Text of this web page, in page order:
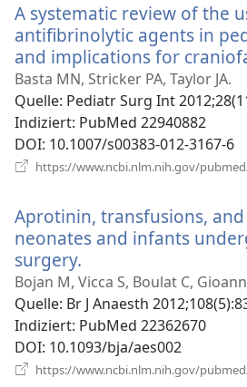
A systematic review of the
antifibrinolytic agents in
and implications for
Basta MN, Stricker PA, Taylor JA.
Quelle‎: Pediatr Surg Int
Indiziert‎: PubMed 22940882
DOI‎: 10.1007/s00383-012-3167-6
https://www.ncbi.nlm.nih.gov/
Aprotinin, transfusions,
neonates and infants
surgery.
neues
Fenster)
Bojan M, Vicca S, Boulat C,
Quelle‎: Br J Anaesth
Indiziert‎: PubMed 22362670
DOI‎: 10.1093/bja/aes002
https://www.ncbi.nlm.nih.gov/